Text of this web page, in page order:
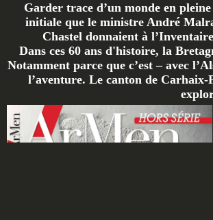
Garder trace d’un monde en
initiale que le ministre André
Chastel donnaient à
Dans ces 60 ans d'histoire, la
Notamment parce que c’est – avec
l’aventure. Le canton de